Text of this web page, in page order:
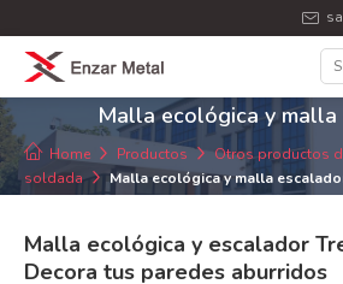
Malla ecológica y
Home Productos
Otros productos
soldada
Malla ecológica y malla
Malla ecológica y escalador
Decora tus paredes aburridos